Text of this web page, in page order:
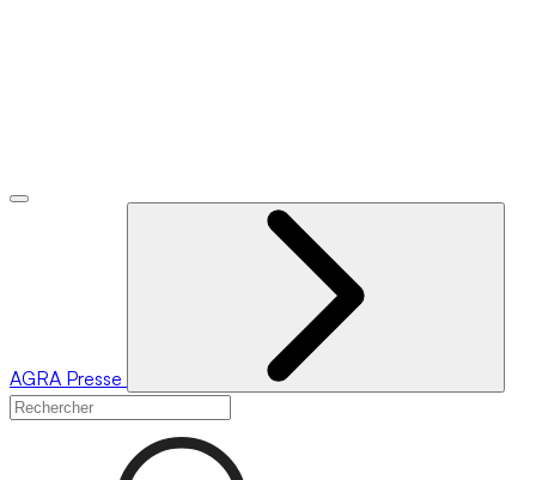
AGRA Presse